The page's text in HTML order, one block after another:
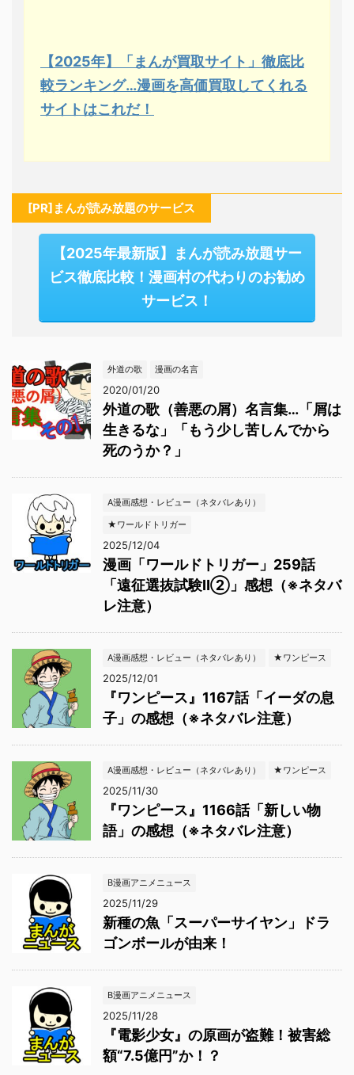
【2025年】「まんが買取サイト」徹底比
較ランキング…漫画を高価買取してくれる
サイトはこれだ！
[PR]まんが読み放題のサービス
【2025年最新版】まんが読み放題サー
ビス徹底比較！漫画村の代わりのお勧め
サービス！
外道の歌 漫画の名言
2020/01/20
外道の歌（善悪の屑）名言集…「屑は
生きるな」「もう少し苦しんでから
死のうか？」
A漫画感想・レビュー（ネタバレあり）
★ワールドトリガー
2025/12/04
漫画「ワールドトリガー」259話
「遠征選抜試験Ⅱ②」感想（※ネタバ
レ注意）
A漫画感想・レビュー（ネタバレあり） ★ワンピース
2025/12/01
『ワンピース』1167話「イーダの息
子」の感想（※ネタバレ注意）
A漫画感想・レビュー（ネタバレあり） ★ワンピース
2025/11/30
『ワンピース』1166話「新しい物
語」の感想（※ネタバレ注意）
B漫画アニメニュース
2025/11/29
新種の魚「スーパーサイヤン」ドラ
ゴンボールが由来！
B漫画アニメニュース
2025/11/28
『電影少女』の原画が盗難！被害総
額“7.5億円”か！？